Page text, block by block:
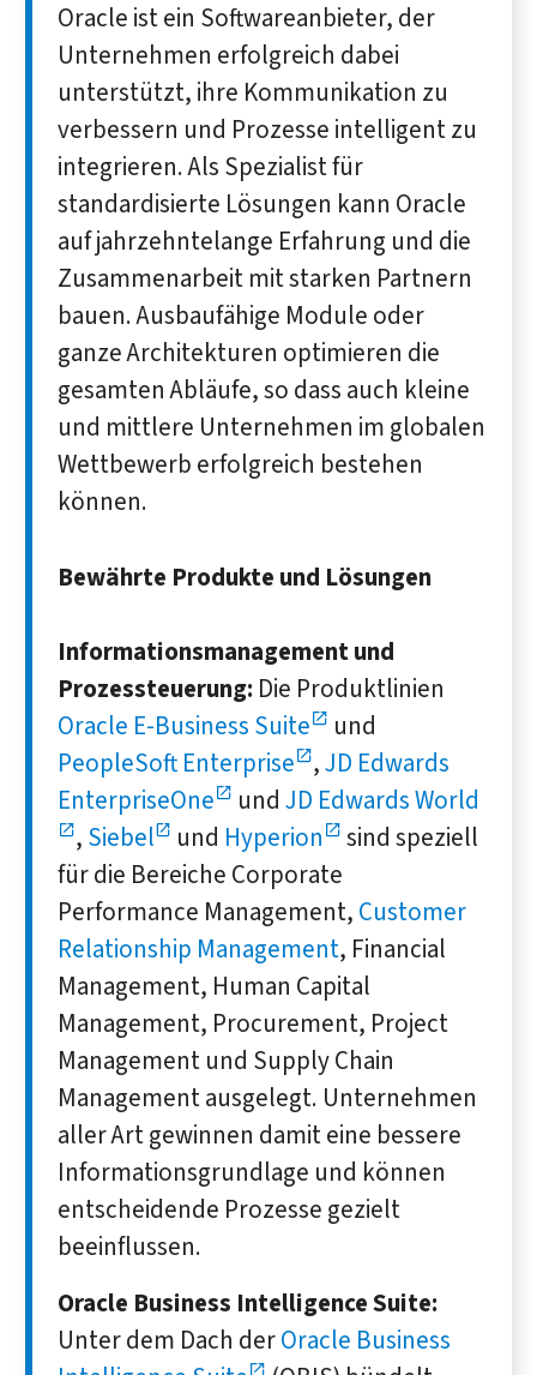
Oracle ist ein Softwareanbieter, der
Unternehmen erfolgreich dabei
unterstützt, ihre Kommunikation zu
verbessern und Prozesse intelligent zu
integrieren. Als Spezialist für
standardisierte Lösungen kann Oracle
auf jahrzehntelange Erfahrung und die
Zusammenarbeit mit starken Partnern
bauen. Ausbaufähige Module oder
ganze Architekturen optimieren die
gesamten Abläufe, so dass auch kleine
und mittlere Unternehmen im globalen
Wettbewerb erfolgreich bestehen
können.
Bewährte Produkte und Lösungen
Informationsmanagement und
Prozessteuerung: Die Produktlinien
Oracle E-Business Suite
und
PeopleSoft Enterprise ,JD Edwards
EnterpriseOne
und JD Edwards World
, Siebel und Hyperion
sind speziell
für die Bereiche Corporate
Performance Management, Customer
Relationship Management, Financial
Management, Human Capital
Management, Procurement, Project
Management und Supply Chain
Management ausgelegt. Unternehmen
aller Art gewinnen damit eine bessere
Informationsgrundlage und können
entscheidende Prozesse gezielt
beeinflussen.
Oracle Business Intelligence Suite:
Unter dem Dach derOracle Business